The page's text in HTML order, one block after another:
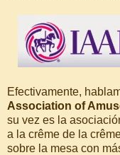
Efectivamente,
Association of
su vez es la
a la crême de la
sobre la mesa con